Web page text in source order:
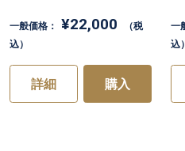
一般価格： ¥22,000
（税
込）
詳細 購入
一
込